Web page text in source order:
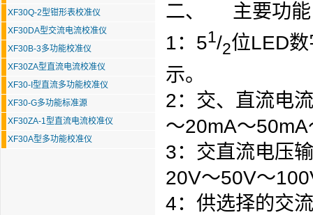
XF30Q-2型钳形表校准仪
XF30DA型交流电流校准仪
XF30B-3多功能校准仪
XF30ZA型直流电流校准仪
XF30-I型直流多功能校准仪
XF30-G多功能标准源
XF30ZA-1型直流电流校准仪
XF30A型多功能校准仪
二、 主要功能
1：51/2位LED
示。
2：交、直流电
～20mA～
3： 交直流电压
20V～50V～
4：供选择的交